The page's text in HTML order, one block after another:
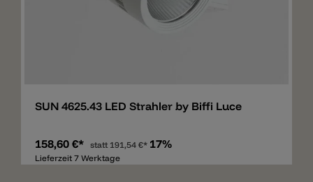
SUN 4625.43 LED Strahler by Biffi Luce
158,60 €* statt 191,54 €* 17%
Lieferzeit 7 Werktage